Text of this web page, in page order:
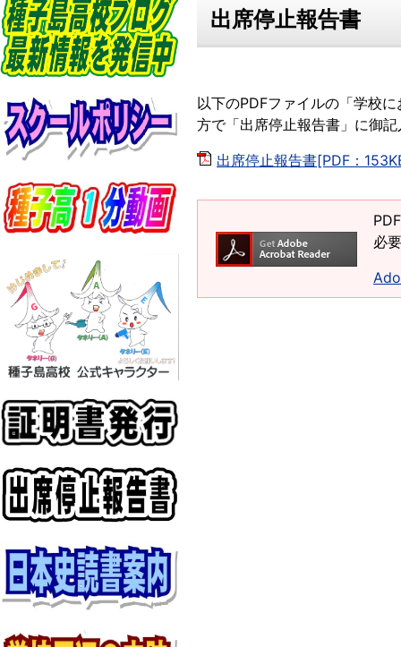
出席停止報告書
以下のPDFファイルの「学校
方で「出席停止報告書」に御
出席停止報告書[PDF：
必